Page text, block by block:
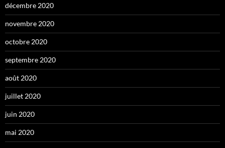
décembre 2020
novembre 2020
octobre 2020
septembre 2020
août 2020
juillet 2020
juin 2020
mai 2020